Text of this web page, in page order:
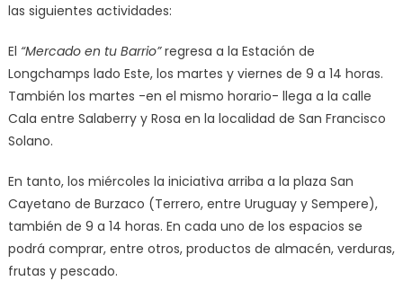
las siguientes actividades:
El “Mercado en tu Barrio”regresa a la Estación de
Longchamps lado Este, los martes y viernes de 9 a 14 horas.
También los martes -en el mismo horario- llega a la calle
Cala entre Salaberry y Rosa en la localidad de San Francisco
Solano.
En tanto, los miércoles la iniciativa arriba a la plaza San
Cayetano de Burzaco (Terrero, entre Uruguay y Sempere),
también de 9 a 14 horas. En cada uno de los espacios se
podrá comprar, entre otros, productos de almacén, verduras,
frutas y pescado.